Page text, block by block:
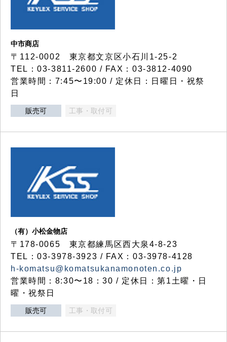
中市商店
〒112-0002 東京都文京区小石川1-25-2
TEL：03-3811-2600 / FAX：03-3812-4090
営業時間：7:45〜19:00 / 定休日：日曜日・祝祭
日
販売可 工事・取付可
（有）小松金物店
〒178-0065 東京都練馬区西大泉4-8-23
TEL：03-3978-3923 / FAX：03-3978-4128
h-komatsu@komatsukanamonoten.co.jp
営業時間：8:30〜18：30 / 定休日：第1土曜・日
曜・祝祭日
販売可 工事・取付可